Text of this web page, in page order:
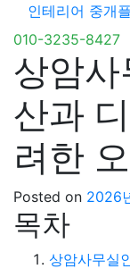
인테리어 중개
010-3235-8427
상암
산과
려한
Posted on 2026
목차
상암사무실